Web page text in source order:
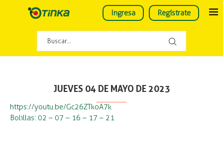
Ingresa Regístrate
JUEVES 04 DE MAYO DE 2023
https://youtu.be/Gc26ZTkoA7k
Bolillas: 02 – 07 – 16 – 17 – 21